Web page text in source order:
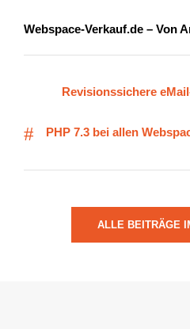
Webspace-Verkauf.de – Von
Revisionssichere
PHP 7.3 bei allen
ALLE BEITRÄGE